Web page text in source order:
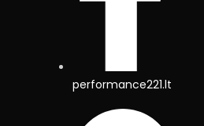
performance221.lt